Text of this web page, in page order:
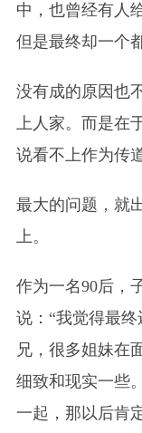
中，也曾经有人
但是最终却一个
没有成的原因也
上人家。而是在
说看不上作为传
最大的问题，就
上。
作为一名90后，
说：“我觉得最
兄，很多姐妹在
细致和现实一些
一起，那以后肯